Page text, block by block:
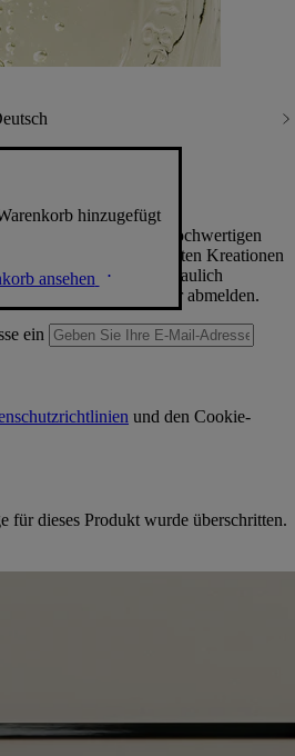
hinzugefügt
ansehen
Sie Zugang zu hochwertigen
& News über die neuesten Kreationen
selbstverständlich vertraulich
problemlos wieder abmelden.
ein
und den Cookie-
für dieses Produkt wurde überschritten.